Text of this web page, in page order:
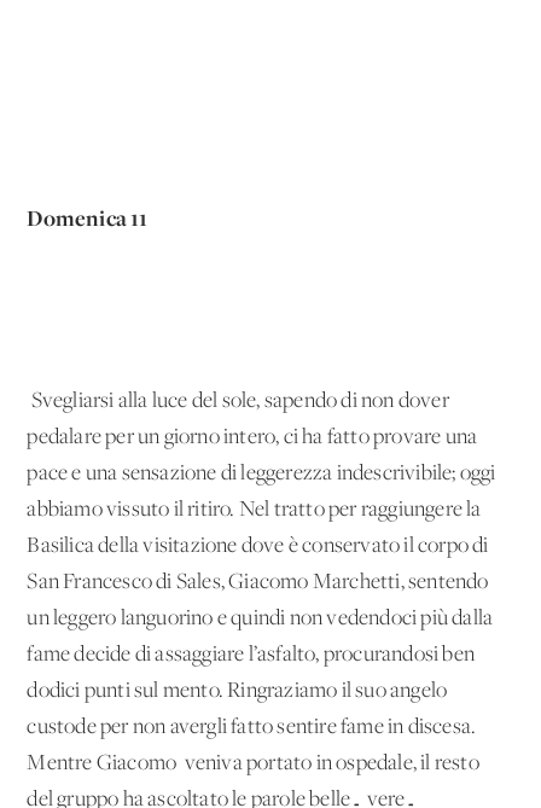
Domenica 11
Svegliarsi alla luce del sole, sapendo di non dover
pedalare per un giorno intero, ci ha fatto provare una
pace e una sensazione di leggerezza indescrivibile; oggi
abbiamo vissuto il ritiro. Nel tratto per raggiungere la
Basilica della visitazione dove è conservato il corpo di
San Francesco di Sales, Giacomo Marchetti, sentendo
un leggero languorino e quindi non vedendoci più dalla
fame decide di assaggiare l’asfalto, procurandosi ben
dodici punti sul mento. Ringraziamo il suo angelo
custode per non avergli fatto sentire fame in discesa.
Mentre Giacomo veniva portato in ospedale, il resto
del gruppo ha ascoltato le parole belle… vere…